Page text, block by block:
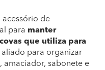
acessório de
para manter
que utiliza para
aliado para organizar
amaciador, sabonete e